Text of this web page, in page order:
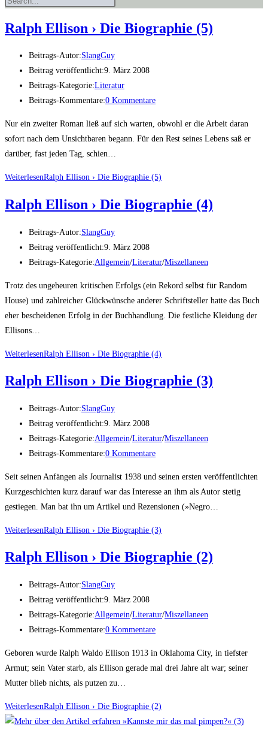
Ralph Elli­son › Die Bio­gra­phie (5)
Beitrags-Autor:SlangGuy
Beitrag veröffentlicht:9. März 2008
Beitrags-Kategorie:Literatur
Beitrags-Kommentare:0 Kommentare
Nur ein zweiter Roman ließ auf sich warten, obwohl er die Arbeit daran
sofort nach dem Unsichtbaren begann. Für den Rest seines Lebens saß er
darüber, fast jeden Tag, schien…
WeiterlesenRalph Elli­son › Die Bio­gra­phie (5)
Ralph Elli­son › Die Bio­gra­phie (4)
Beitrags-Autor:SlangGuy
Beitrag veröffentlicht:9. März 2008
Beitrags-Kategorie:Allgemein/Literatur/Miszellaneen
Trotz des ungeheuren kritischen Erfolgs (ein Rekord selbst für Random
House) und zahlreicher Glückwünsche anderer Schriftsteller hatte das Buch
eher bescheidenen Erfolg in der Buch­handlung. Die festliche Kleidung der
Ellisons…
WeiterlesenRalph Elli­son › Die Bio­gra­phie (4)
Ralph Elli­son › Die Bio­gra­phie (3)
Beitrags-Autor:SlangGuy
Beitrag veröffentlicht:9. März 2008
Beitrags-Kategorie:Allgemein/Literatur/Miszellaneen
Beitrags-Kommentare:0 Kommentare
Seit seinen Anfängen als Journalist 1938 und seinen ersten veröffentlichten
Kurzgeschichten kurz darauf war das Interesse an ihm als Autor stetig
gestiegen. Man bat ihn um Artikel und Rezensionen (»Negro…
WeiterlesenRalph Elli­son › Die Bio­gra­phie (3)
Ralph Elli­son › Die Bio­gra­phie (2)
Beitrags-Autor:SlangGuy
Beitrag veröffentlicht:9. März 2008
Beitrags-Kategorie:Allgemein/Literatur/Miszellaneen
Beitrags-Kommentare:0 Kommentare
Geboren wurde Ralph Waldo Ellison 1913 in Oklahoma City, in tiefster
Armut; sein Vater starb, als Ellison gerade mal drei Jahre alt war; seiner
Mutter blieb nichts, als putzen zu…
WeiterlesenRalph Elli­son › Die Bio­gra­phie (2)